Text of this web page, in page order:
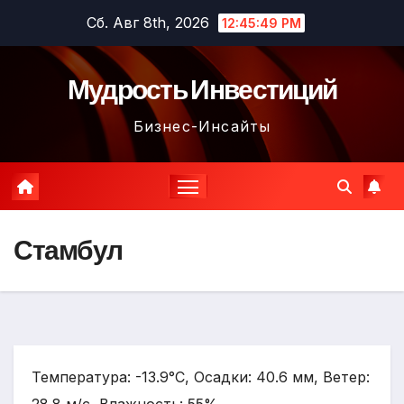
содержимому
Сб. Авг 8th, 2026 12:45:50 PM
Мудрость Инвестиций
Бизнес-Инсайты
Стамбул
Температура: -13.9°C, Осадки: 40.6 мм, Ветер: